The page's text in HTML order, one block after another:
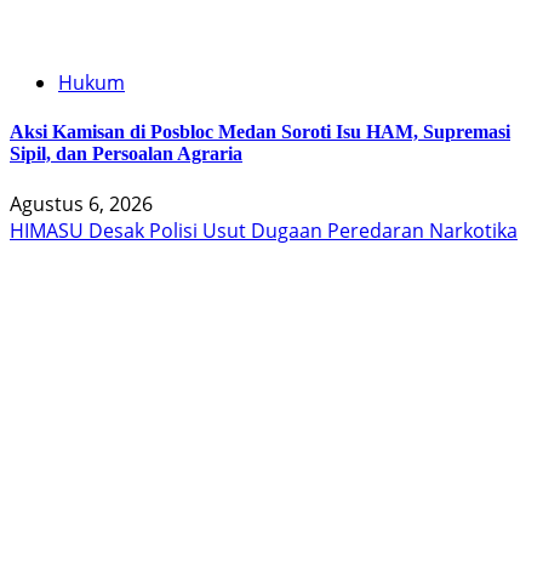
Hukum
Aksi Kamisan di Posbloc Medan Soroti Isu HAM, Supremasi
Sipil, dan Persoalan Agraria
Agustus 6, 2026
HIMASU Desak Polisi Usut Dugaan Peredaran Narkotika